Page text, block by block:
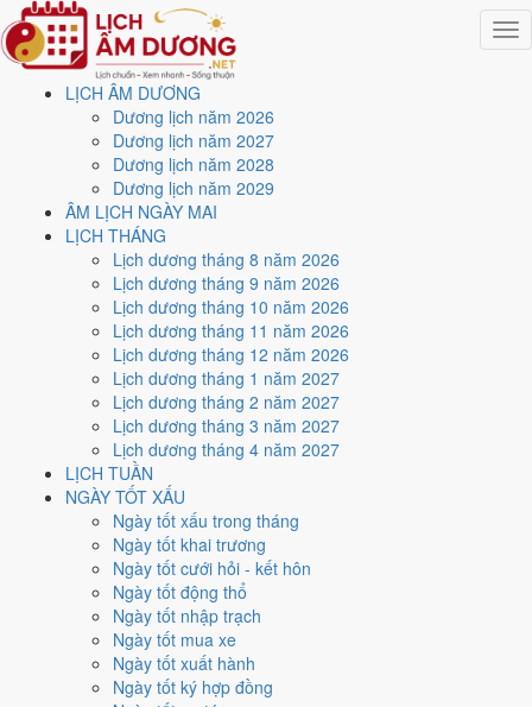
LỊCH ÂM DƯƠNG
Dương lịch năm 2026
Dương lịch năm 2027
Dương lịch năm 2028
Dương lịch năm 2029
ÂM LỊCH NGÀY MAI
LỊCH THÁNG
Lịch dương tháng 8 năm 2026
Lịch dương tháng 9 năm 2026
Lịch dương tháng 10 năm 2026
Lịch dương tháng 11 năm 2026
Lịch dương tháng 12 năm 2026
Lịch dương tháng 1 năm 2027
Lịch dương tháng 2 năm 2027
Lịch dương tháng 3 năm 2027
Lịch dương tháng 4 năm 2027
LỊCH TUẦN
NGÀY TỐT XẤU
Ngày tốt xấu trong tháng
Ngày tốt khai trương
Ngày tốt cưới hỏi - kết hôn
Ngày tốt động thổ
Ngày tốt nhập trạch
Ngày tốt mua xe
Ngày tốt xuất hành
Ngày tốt ký hợp đồng
Trang chủ
Lịch năm 2026
Tháng 10/2026
Ngày 7/10/2026 (Giáp Dần)
Xem ngày7/10/2026
lịch - Ngày 27/8 âm lịch
(Giáp Dần) tốt hay xấu?
Ngày 7/10/2026 dương lịch (Thứ Tư) là ngày 27/8/2026 âm lịch
Giáp Dần - Cùng hành, Trực Chấp, Sao Sâm, nạp âm Đại
Khe Thủy. Tổng hòa, đây làNgày Bình Hòavới điểm trung bình
cho các việc quan trọng. Giờ Hoàng Đạo trong ngày:
Thìn, Tỵ, Mùi, Tuất.
Ngày Dương
Tháng 10 năm 2026
Tháng 8 âm năm 2026
Tiết Thu Phân